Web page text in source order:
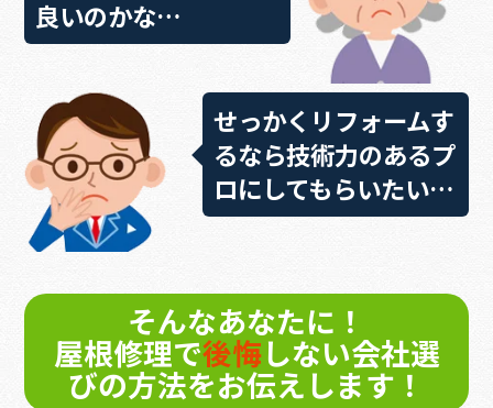
良いのかな…
せっかくリフォームす
るなら技術力のあるプ
ロにしてもらいたい…
そんなあなたに！
屋根修理で後悔しない会社選
びの方法をお伝えします！